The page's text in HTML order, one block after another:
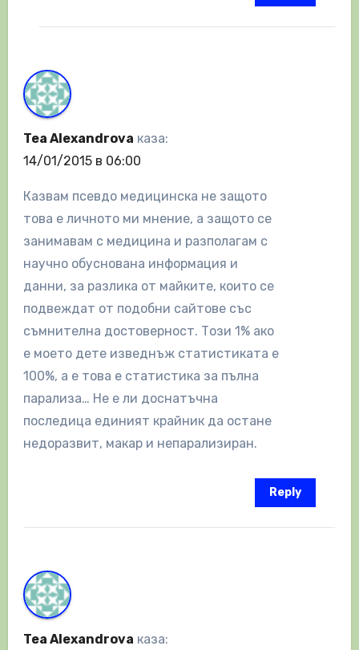
Tea Alexandrova каза:
14/01/2015 в 06:00
Казвам псевдо медицинска не защото
това е личното ми мнение, а защото се
занимавам с медицина и разполагам с
научно обуснована информация и
данни, за разлика от майките, които се
подвеждат от подобни сайтове със
съмнителна достоверност. Този 1% ако
е моето дете изведнъж статистиката е
100%, а е това е статистика за пълна
парализа… Не е ли доснатъчна
последица единият крайник да остане
недоразвит, макар и непарализиран.
Reply
Tea Alexandrova каза: